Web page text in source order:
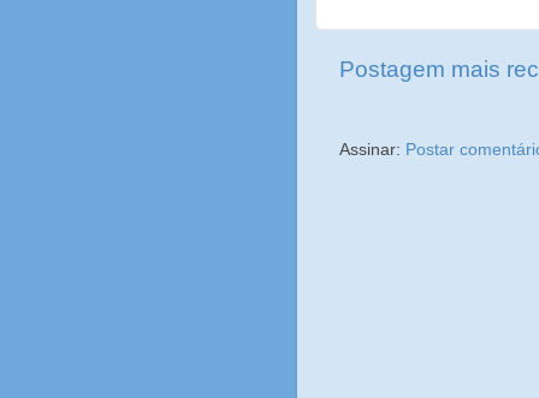
Postagem mais
Assinar: Postar